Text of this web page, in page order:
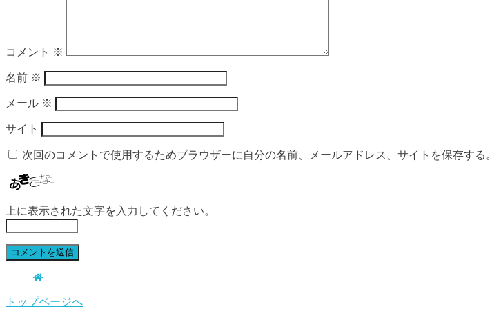
コメント ※
名前 ※
メール ※
サイト
次回のコメントで使用するためブラウザーに自分の名前、メールアドレス、サイトを保存する。
上に表示された文字を入力してください。
トップページへ